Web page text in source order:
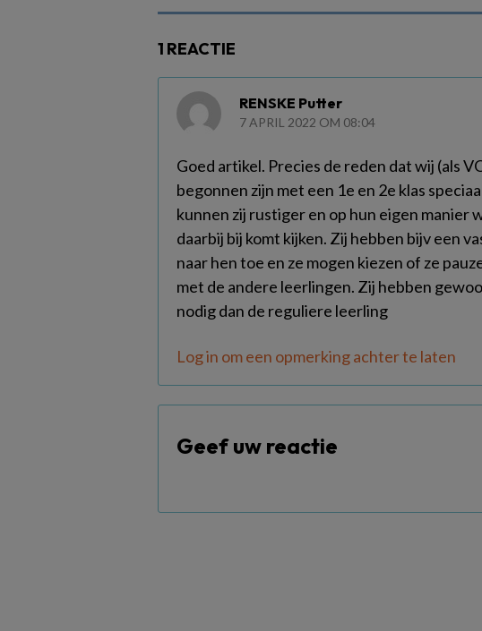
1 REACTIE
RENSKE Putter
7 APRIL 2022 OM 08:04
Goed artikel. Precies de reden dat wij (als
begonnen zijn met een 1e en 2e klas
kunnen zij rustiger en op hun eigen manier
daarbij bij komt kijken. Zij hebben bijv een
naar hen toe en ze mogen kiezen of ze
met de andere leerlingen. Zij hebben
nodig dan de reguliere leerling
Log in om een opmerking achter te laten
Geef uw reactie